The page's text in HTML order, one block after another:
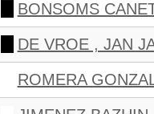
BONSOMS
DE VROE , JAN
ROMERA